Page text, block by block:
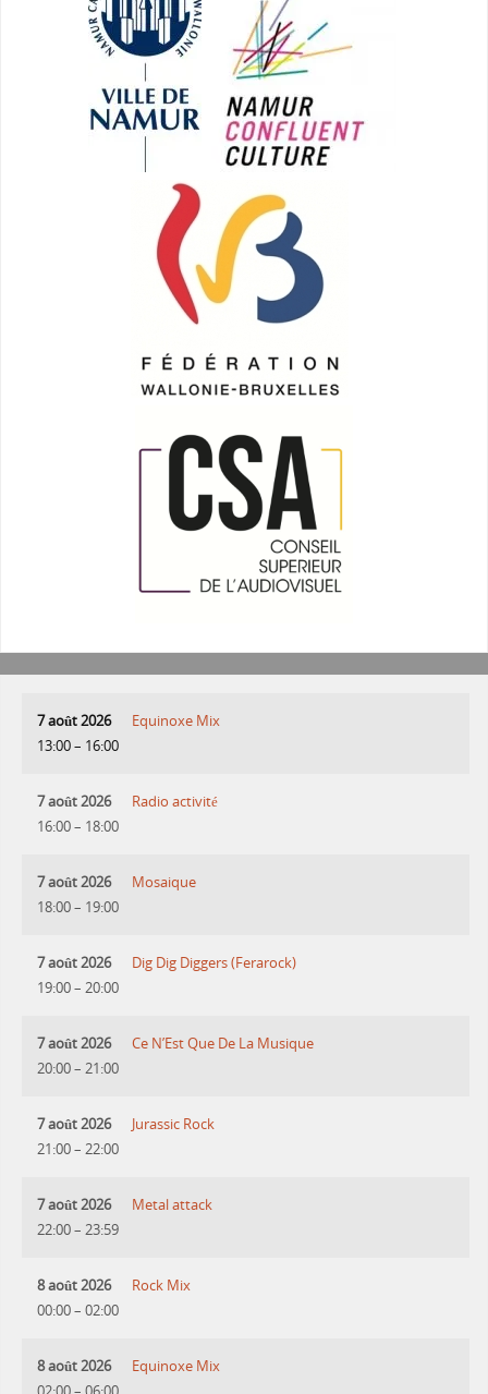
7 août 2026
13:00– 16:00
Equinoxe Mix
7 août 2026
16:00– 18:00
Radio activité
7 août 2026
18:00– 19:00
Mosaique
7 août 2026
19:00– 20:00
Dig Dig Diggers (Ferarock)
7 août 2026
20:00– 21:00
Ce N’Est Que De La Musique
7 août 2026
21:00– 22:00
Jurassic Rock
7 août 2026
22:00– 23:59
Metal attack
8 août 2026
00:00– 02:00
Rock Mix
8 août 2026
Equinoxe Mix